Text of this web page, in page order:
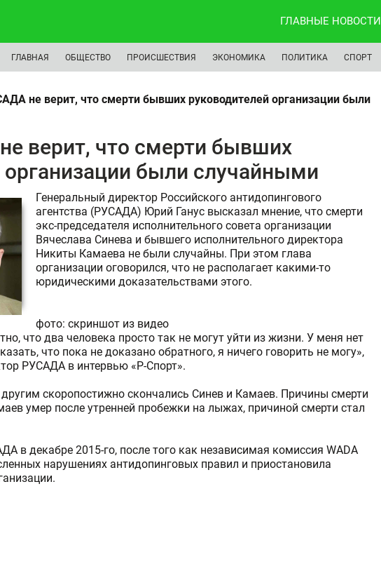
ГЛАВНЫЕ НОВОСТИ
ГЛАВНАЯ ОБЩЕСТВО ПРОИСШЕСТВИЯ ЭКОНОМИКА ПОЛИТИКА СПОРТ
не верит, что смерти бывших руководителей организации были
верит, что смерти бывших
организации были случайными
Генеральный директор Российского антидопингового
агентства (РУСАДА) Юрий Ганус высказал мнение, что смерти
экс-председателя исполнительного совета организации
Вячеслава Синева и бывшего исполнительного директора
Никиты Камаева не были случайны. При этом глава
организации оговорился, что не располагает какими-то
юридическими доказательствами этого.
фото: скриншот из видео
что два человека просто так не могут уйти из жизни. У меня нет
что пока не доказано обратного, я ничего говорить не могу»,
РУСАДА в интервью «Р-Спорт».
скоропостижно скончались Синев и Камаев. Причины смерти
умер после утренней пробежки на лыжах, причиной смерти стал
в декабре 2015-го, после того как независимая комиссия WADA
нарушениях антидопинговых правил и приостановила